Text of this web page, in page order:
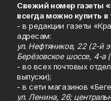
Свежий номер газеты
всегда можно купить
- в редакции газеты
адресам:
ул. Нефтяников, 22 (2-й
Берёзовское шоссе, 4-а
- во всех почтовых
выпуски);
- в сети магазинов
ул. Ленина, 26;